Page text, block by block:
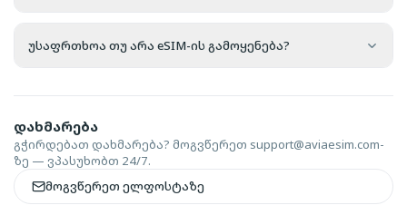
უსაფრთხოა თუ არა eSIM-ის გამოყენება?
დახმარება
გჭირდებათ დახმარება? მოგვწერეთ support@aviaesim.com-
ზე — ვპასუხობთ 24/7.
მოგვწერეთ ელფოსტაზე